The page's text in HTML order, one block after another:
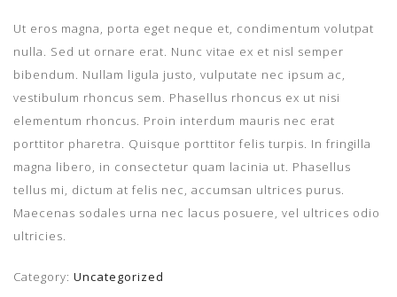
Ut eros magna, porta eget neque et, condimentum volutpat
nulla. Sed ut ornare erat. Nunc vitae ex et nisl semper
bibendum. Nullam ligula justo, vulputate nec ipsum ac,
vestibulum rhoncus sem. Phasellus rhoncus ex ut nisi
elementum rhoncus. Proin interdum mauris nec erat
porttitor pharetra. Quisque porttitor felis turpis. In fringilla
magna libero, in consectetur quam lacinia ut. Phasellus
tellus mi, dictum at felis nec, accumsan ultrices purus.
Maecenas sodales urna nec lacus posuere, vel ultrices odio
ultricies.
Category: Uncategorized